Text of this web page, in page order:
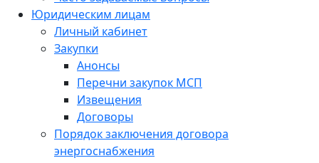
Юридическим лицам
Личный кабинет
Закупки
Анонсы
Перечни закупок МСП
Извещения
Договоры
Порядок заключения договора
энергоснабжения